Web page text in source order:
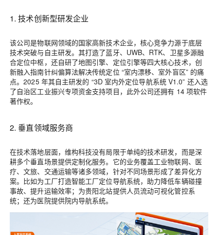
1.技术创新型研发企业
该公司是物联网领域的国家高新技术企业，核心竞争力源于底层
技术突破与自主研发。其打造了蓝牙、UWB、RTK、卫星多源融
合定位中枢，还自研了地图引擎、定位引擎等四大核心技术，创
新融入指南针纠偏算法解决传统定位 “室内漂移、室外盲区” 的痛
点。2025 年其自主研发的 “3D 室内外定位导航系统 V1.0” 还入选
了自治区工业振兴专项资金支持项目，此外公司还拥有 14 项软件
著作权。
2.垂直领域服务商
在技术落地层面，维构科技没有局限于单纯的技术研发，而是深
耕多个垂直场景提供定制化服务。它的业务覆盖工业物联网、医
疗、文旅、交通运输等诸多领域，针对不同场景形成了差异化方
案。比如为工厂打造智能工厂定位导航系统，助力降低车辆碰撞
事故、提升运输效率；为贵阳北站提供人员流动可视化管控系
统；还为医院提供院内导航系统。